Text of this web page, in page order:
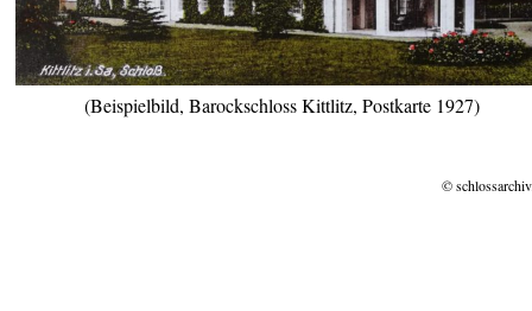
(Beispielbild, Barockschloss Kittlitz, Postkarte 1927)
©